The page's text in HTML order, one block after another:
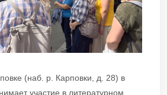
(наб. р. Карповки, д. 28) в
участие в литературном